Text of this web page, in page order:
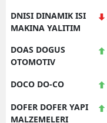
DNISI DINAMIK ISI
MAKINA YALITIM
DOAS DOGUS
OTOMOTIV
DOCO DO-CO
DOFER DOFER YAPI
MALZEMELERI